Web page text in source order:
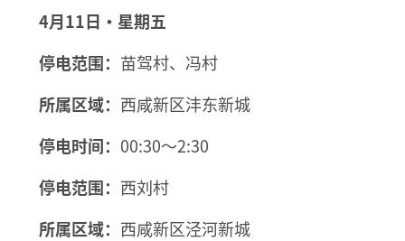
4月11日·星期五
停电范围： 苗驾村、冯村
所属区域： 西咸新区沣东新城
停电时间： 00:30～2:30
停电范围： 西刘村
所属区域： 西咸新区泾河新城